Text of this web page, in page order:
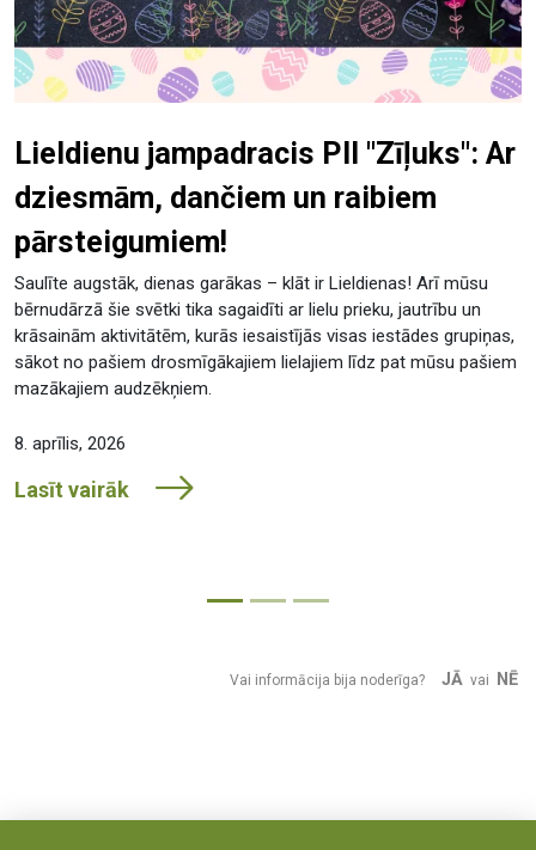
Lieldienu jampadracis PII "Zīļuks": Ar
dziesmām, dančiem un raibiem
pārsteigumiem!
Saulīte augstāk, dienas garākas – klāt ir Lieldienas! Arī mūsu
bērnudārzā šie svētki tika sagaidīti ar lielu prieku, jautrību un
krāsainām aktivitātēm, kurās iesaistījās visas iestādes grupiņas,
sākot no pašiem drosmīgākajiem lielajiem līdz pat mūsu pašiem
mazākajiem audzēkņiem.
8. aprīlis, 2026
Lasīt vairāk
Vai informācija bija noderīga? JĀ vai NĒ